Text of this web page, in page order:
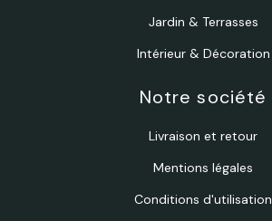
Jardin & Terrasses
Intérieur & Décoration
Notre société
Livraison et retour
Mentions légales
Conditions d'utilisation